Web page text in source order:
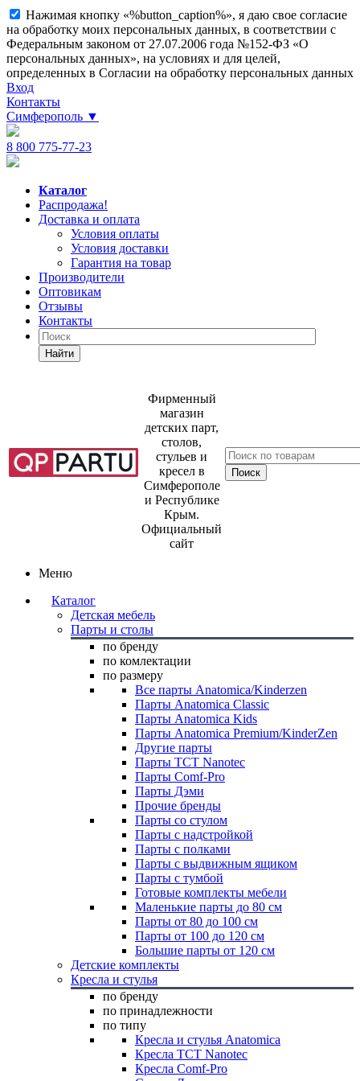
Нажимая кнопку «%button_caption%», я даю свое согласие
на обработку моих персональных данных, в соответствии с
Федеральным законом от 27.07.2006 года №152-ФЗ «О
персональных данных», на условиях и для целей,
определенных в Согласии на обработку персональных данных
Вход
Контакты
Симферополь ▼
8 800 775-77-23
Каталог
Распродажа!
Доставка и оплата
Условия оплаты
Условия доставки
Гарантия на товар
Производители
Оптовикам
Отзывы
Контакты
Найти
Фирменный
магазин
детских парт,
столов,
стульев и
кресел в
Симферополе
и Республике
Крым.
Официальный
сайт
Меню
Каталог
Детская мебель
Парты и столы
по бренду
по комлектации
по размеру
Все парты Anatomica/Kinderzen
Парты Anatomica Classic
Парты Anatomica Kids
Парты Anatomica Premium/KinderZen
Другие парты
Парты TCT Nanotec
Парты Comf-Pro
Парты Дэми
Прочие бренды
Парты со стулом
Парты с надстройкой
Парты с полками
Парты с выдвижным ящиком
Парты с тумбой
Готовые комплекты мебели
Маленькие парты до 80 см
Парты от 80 до 100 см
Парты от 100 до 120 см
Большие парты от 120 см
Детские комплекты
Кресла и стулья
по бренду
по принадлежности
по типу
Кресла и стулья Anatomica
Кресла TCT Nanotec
Кресла Comf-Pro